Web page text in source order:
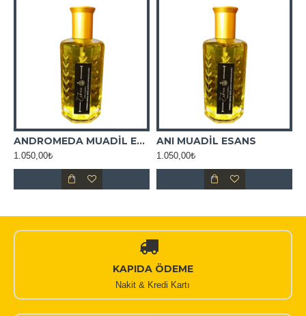
ANDROMEDA MUADİL ESANS
1.050,00₺
ANI MUADİL ESANS
1.050,00₺
KAPIDA ÖDEME
Nakit & Kredi Kartı